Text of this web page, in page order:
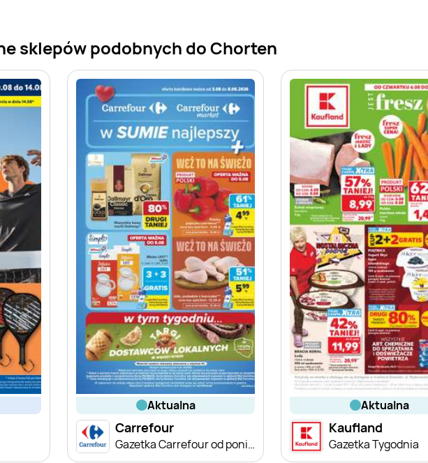
sklepów podobnych do Chorten
aktualna
Carrefour
Gazetka Carrefour od poniedziałku
aktualna
Kaufland
Gazetka Tygodnia